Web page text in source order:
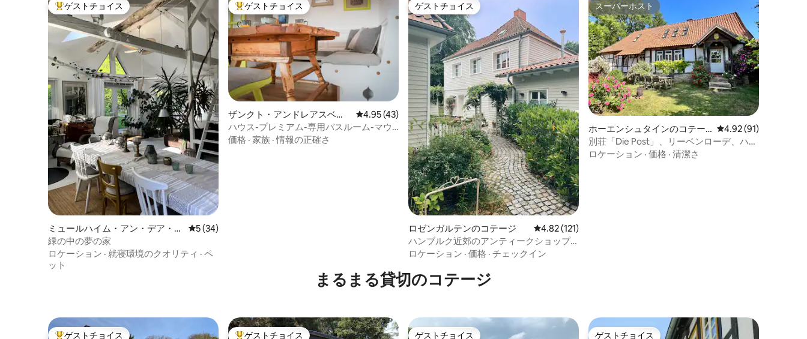
大好評のゲストチョイスです。
ゲストチョイス
ミュールハイム・アン・デア・ル
ールのコテージ
レビュー34件、5つ星中5つ星の平均評価
5 (34)
緑の中の夢の家
ロケーション · 就寝環境のクオリティ · ペ
ット
大好評のゲストチョイスです。
ゲストチョイス
ザンクト・アンドレアスベル
クのコテージ
レビュー43件、5つ星中4.95つ星の平均評価
4.95 (43)
ハウス-プレミアム-専用バスルーム-マウ
ンテンビュー-Werkm
価格 · 家族 ·情報の正確さ
ゲストチョイス
ゲストチョイス
ロゼンガルテンのコテージ レビュー121件、5つ星中4.82つ星の平均評価
4.82 (121)
ハンブルク近郊のアンティークショップ
風コテージ
ロケーション · 価格 · チェックイン
スーパーホスト
スーパーホスト
ホーエンシュタインのコテー
ジ
レビュー91件、5つ
4.92 (91)
別荘「Die Post」、リーベンローデ、ハル
ツ
ロケーション · 価格 · 清潔さ
まるまる貸切のコテージ
ゲストチョイス ゲストチョイス ゲストチョイス ゲストチョイス